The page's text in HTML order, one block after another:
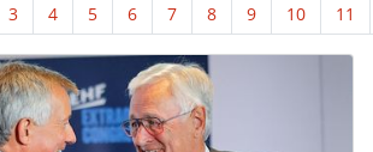
3 4 5 6 7 8 9 10 11